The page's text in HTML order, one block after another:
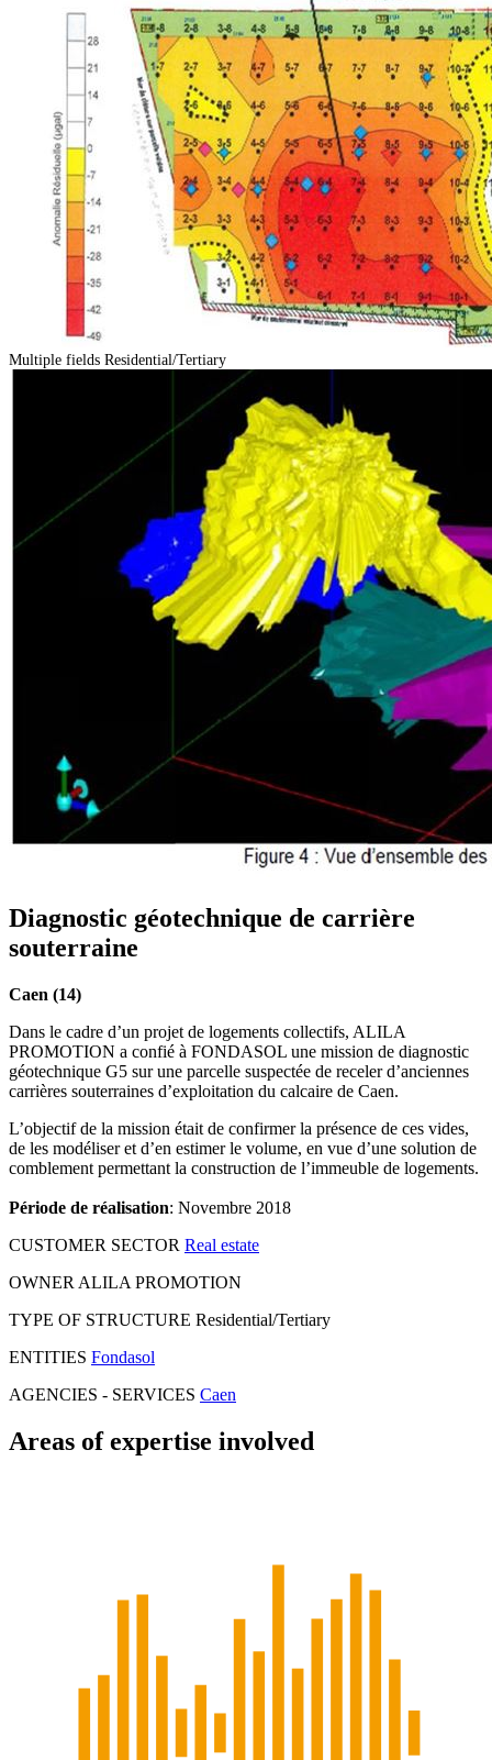
Multiple fields Residential/Tertiary
Diagnostic géotechnique de carrière
souterraine
Caen (14)
Dans le cadre d’un projet de logements collectifs, ALILA
PROMOTION a confié à FONDASOL une mission de diagnostic
géotechnique G5 sur une parcelle suspectée de receler d’anciennes
carrières souterraines d’exploitation du calcaire de Caen.
L’objectif de la mission était de confirmer la présence de ces vides,
de les modéliser et d’en estimer le volume, en vue d’une solution de
comblement permettant la construction de l’immeuble de logements.
Période de réalisation: Novembre 2018
CUSTOMER SECTOR Real estate
OWNER ALILA PROMOTION
TYPE OF STRUCTURE Residential/Tertiary
ENTITIES Fondasol
AGENCIES - SERVICES Caen
Areas of expertise involved